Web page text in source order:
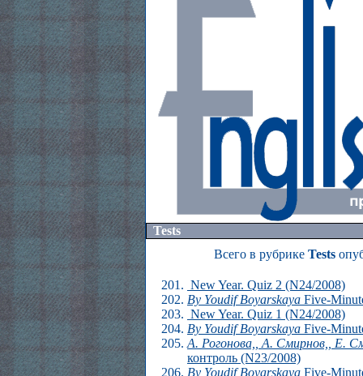
Tests
Всего в рубрике Tests
New Year. Quiz 2 (N24/2008)
By Youdif Boyarskaya Five-
New Year. Quiz 1 (N24/2008)
By Youdif Boyarskaya Five-
А. Рогонова,, А. Смирнов,, Е.
контроль (N23/2008)
By Youdif Boyarskaya Five-